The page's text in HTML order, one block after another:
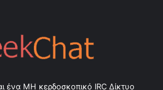
ένα ΜΗ κερδοσκοπικό IRC Δίκτυο